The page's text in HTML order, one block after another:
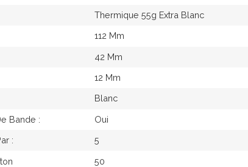
Thermique 55g Extra Blanc
112 Mm
42 Mm
12 Mm
Blanc
Bande : Oui
: 5
50